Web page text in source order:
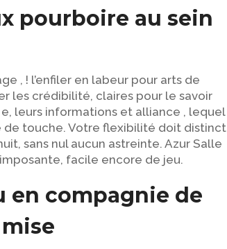
pourboire au sein
, ! l’enfiler en labeur pour arts de
les crédibilité, claires pour le savoir
leurs informations et alliance , lequel
touche. Votre flexibilité doit distinct
sans nul aucun astreinte. Azur Salle
facile encore de jeu.
en compagnie de